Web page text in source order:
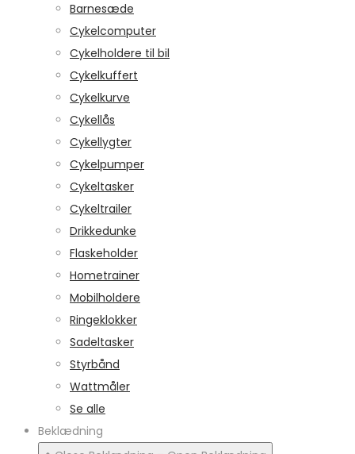
Barnesæde
Cykelcomputer
Cykelholdere til bil
Cykelkuffert
Cykelkurve
Cykellås
Cykellygter
Cykelpumper
Cykeltasker
Cykeltrailer
Drikkedunke
Flaskeholder
Hometrainer
Mobilholdere
Ringeklokker
Sadeltasker
Styrbånd
Wattmåler
Se alle
Beklædning